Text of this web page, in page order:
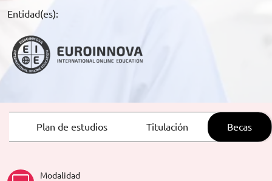
RECURSOS EDUCATIVOS
ARTÍCULOS
TRABAJA CON NOSOTROS
Entidad(es):
Plan de estudios Titulación Becas
Modalidad